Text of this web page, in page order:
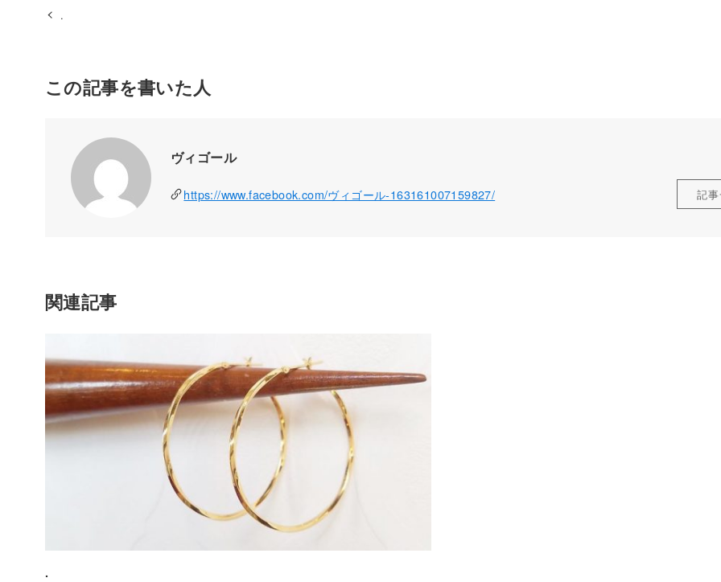
.
この記事を書いた人
ヴィゴール
https://www.facebook.com/ヴィゴール-163161007159827/ 記
関連記事
.